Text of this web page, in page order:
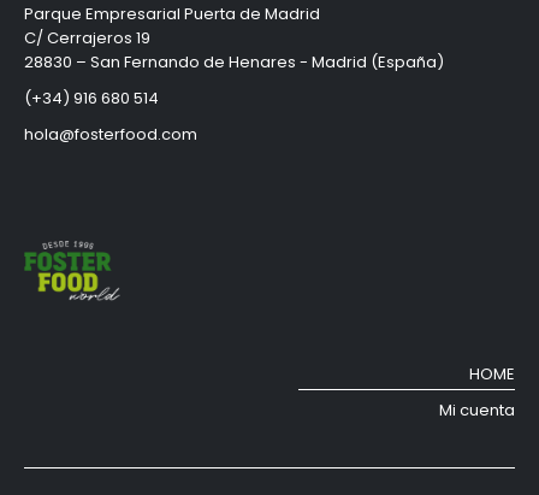
Parque Empresarial Puerta de Madrid
C/ Cerrajeros 19
28830 – San Fernando de Henares - Madrid (España)
(+34) 916 680 514
hola@fosterfood.com
HOME
Mi cuenta